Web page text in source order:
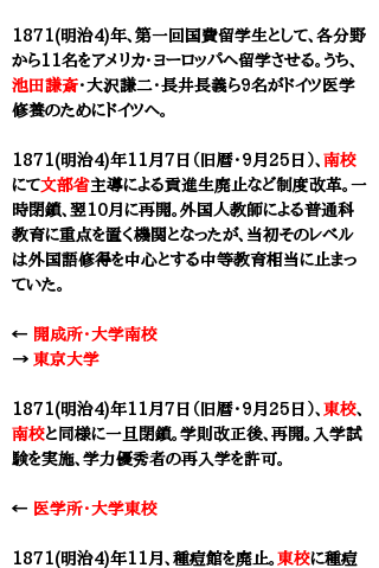
1871(明治4)年、第一回国費留学生として、各分野
から11名をアメリカ・ヨーロッパへ留学させる。うち、
池田謙斎・大沢謙二・長井長義ら9名がドイツ医学
修養のためにドイツへ。
1871(明治4)年11月7日（旧暦・9月25日）、 南校
にて文部省主導による貢進生廃止など制度改革。一
時閉鎖、翌10月に再開。外国人教師による普通科
教育に重点を置く機関となったが、当初そのレベル
は外国語修得を中心とする中等教育相当に止まっ
ていた。
← 開成所・大学南校
​→ 東京大学
1871(明治4)年11月7日（旧暦・9月25日）、 東校、
南校と同様に一旦閉鎖。学則改正後、再開。入学試
験を実施、学力優秀者の再入学を許可。
← 医学所・大学東校
1871(明治4)年11月、種痘館を廃止。 東校に種痘